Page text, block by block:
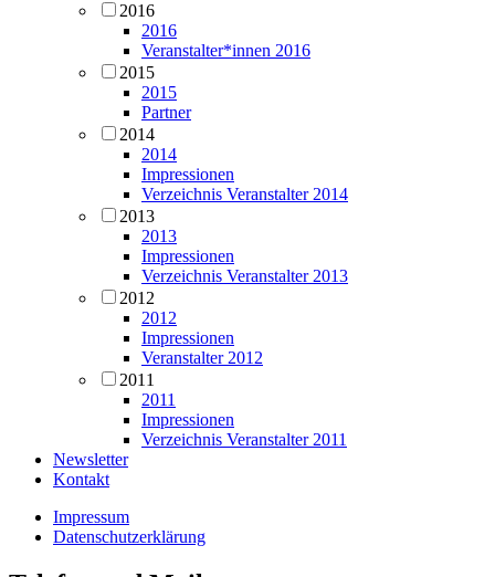
2016
2016
Veranstalter*innen 2016
2015
2015
Partner
2014
2014
Impressionen
Verzeichnis Veranstalter 2014
2013
2013
Impressionen
Verzeichnis Veranstalter 2013
2012
2012
Impressionen
Veranstalter 2012
2011
2011
Impressionen
Verzeichnis Veranstalter 2011
Newsletter
Kontakt
Impressum
Datenschutzerklärung